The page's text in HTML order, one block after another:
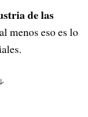
de las
menos eso es lo